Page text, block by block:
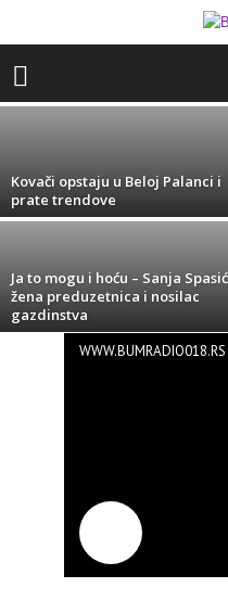
Železničar iz
mali biznis
Kovači opstaju u Beloj Palanci i
prate trendove
Ja to mogu i hoću – Sanja
žena preduzetnica i nosilac
gazdinstva
WWW.BUMRADIO018.RS